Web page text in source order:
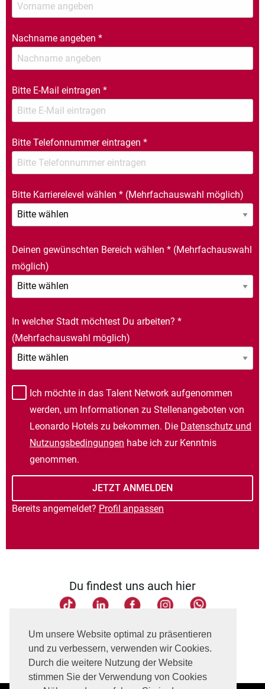
Um unsere Website optimal zu präsentieren
und zu verbessern, verwenden wir Cookies.
Durch die weitere Nutzung der Website
stimmen Sie der Verwendung von Cookies
Nachname angeben *
Bitte E-Mail eintragen *
Bitte Telefonnummer eintragen *
Bitte Karrierelevel wählen * (Mehrfachauswahl möglich)
Deinen gewünschten Bereich wählen * (Mehrfachauswahl
möglich)
In welcher Stadt möchtest Du arbeiten? *
(Mehrfachauswahl möglich)
Ich möchte in das Talent Network aufgenommen
werden, um Informationen zu Stellenangeboten von
Leonardo Hotels zu bekommen. Die Datenschutz und
Nutzungsbedingungen habe ich zur Kenntnis
genommen.
Bereits angemeldet? Profil anpassen
Du findest uns auch hier
Seite teilen